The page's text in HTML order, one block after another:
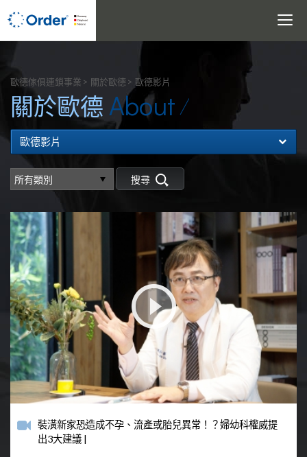
Toggle
歐德傢俱連鎖事業 關於歐德 歐德影片
關於歐德 About
歐德影片
搜尋
裝潢新家恐造成不孕、流產或胎兒異常！？婦幼科權威提
出3大建議 |